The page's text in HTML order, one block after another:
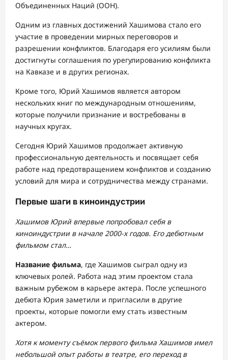
Объединенных Наций (ООН).
Одним из главных достижений Хашимова стало его
участие в проведении мирных переговоров и
разрешении конфликтов. Благодаря его усилиям были
достигнуты соглашения по урегулированию конфликта
на Кавказе и в других регионах.
Кроме того, Юрий Хашимов является автором
нескольких книг по международным отношениям,
которые получили признание и востребованы в
научных кругах.
Сегодня Юрий Хашимов продолжает активную
профессиональную деятельность и посвящает себя
работе над предотвращением конфликтов и созданию
условий для мира и сотрудничества между странами.
Первые шаги в киноиндустрии
Хашимов Юрий впервые попробовал себя в
киноиндустрии в начале 2000-х годов. Его дебютным
фильмом стал…
Название фильма, где Хашимов сыграл одну из
ключевых ролей. Работа над этим проектом стала
важным рубежом в карьере актера. После успешного
дебюта Юрия заметили и пригласили в другие
проекты, которые помогли ему стать известным
актером.
Хотя к моменту съёмок первого фильма Хашимов имел
небольшой опыт работы в театре, его переход в